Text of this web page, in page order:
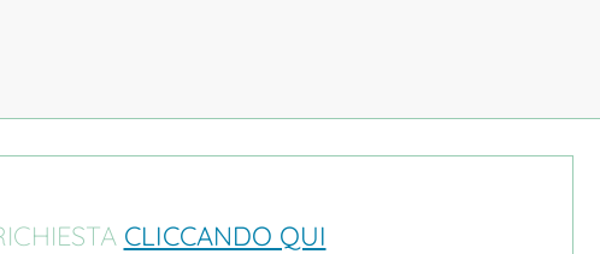
CLICCANDO QUI